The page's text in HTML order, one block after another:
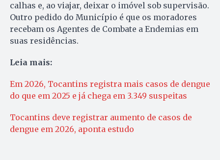
calhas e, ao viajar, deixar o imóvel sob supervisão.
Outro pedido do Município é que os moradores
recebam os Agentes de Combate a Endemias em
suas residências.
Leia mais:
Em 2026, Tocantins registra mais casos de dengue
do que em 2025 e já chega em 3.349 suspeitas
Tocantins deve registrar aumento de casos de
dengue em 2026, aponta estudo